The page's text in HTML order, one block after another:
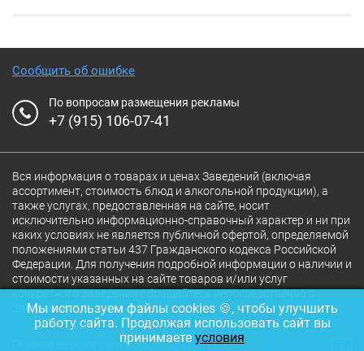
Сообщить об ошибке
По вопросам размещения рекламы
+7 (915) 106-07-41
Вся информация о товарах и ценах Заведений (включая
ассортимент, стоимость блюд и алкогольной продукции), а
также услугах, предоставленная на сайте, носит
исключительно информационно-справочный характер и ни при
каких условиях не является публичной офертой, определяемой
положениями статьи 437 Гражданского кодекса Российской
Федерации. Для получения подробной информации о наличии и
стоимости указанных на сайте товаров и/или услуг
конкретного Заведения обращайтесь непосредственно в
Заведение.
Полная версия сайта
Мы используем файлы cookies 🍪, чтобы улучшить
работу сайта. Продолжая использовать сайт вы
принимаете условия